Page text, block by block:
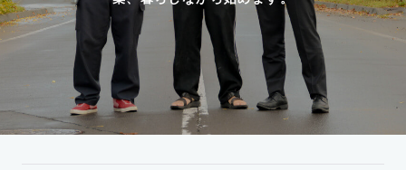
利用規約
個人情報保護方針
運営会社